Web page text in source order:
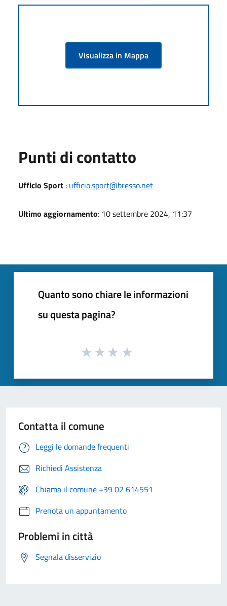
Visualizza in Mappa
Punti di contatto
Ufficio Sport : ufficio.sport@bresso.net
Ultimo aggiornamento: 10 settembre 2024, 11:37
Quanto sono chiare le informazioni
su questa pagina?
Contatta il comune
Leggi le domande frequenti
Richiedi Assistenza
Chiama il comune +39 02 614551
Prenota un appuntamento
Problemi in città
Segnala disservizio